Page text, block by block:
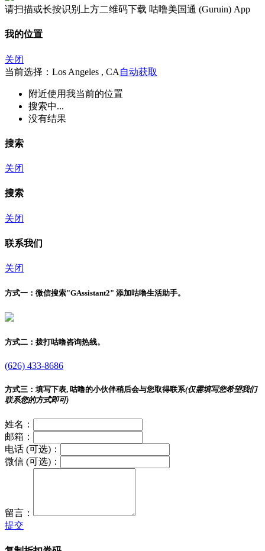
请扫描或长按识别上方二维码下载 咕噜美国通 (Guruin) App
我的位置
关闭
当前选择：Los Angeles , CA 自动获取
附近使用我当前的位置
搜索中...
没有结果
搜索
关闭
搜索
关闭
联系我们
关闭
方式一： 微信搜索"GAssistant2" 添加咕噜生活助手。
方式二： 拨打咕噜咨询热线。
(626) 433-8686
方式三： 填写下表, 咕噜的小伙伴稍后会与您取得联系(仅需填写您希望我们
联系您的方式即可)
姓名：
邮箱：
电话 (可选)：
微信 (可选)：
留言：
提交